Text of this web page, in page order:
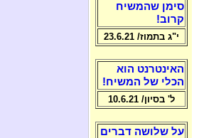
סימן שהמשיח
קרוב!
י"ג בתמוז/ 23.6.21
האינטרנט הוא
הכלי של המשיח!
ל' בסיון/ 10.6.21
על שלושה דברים